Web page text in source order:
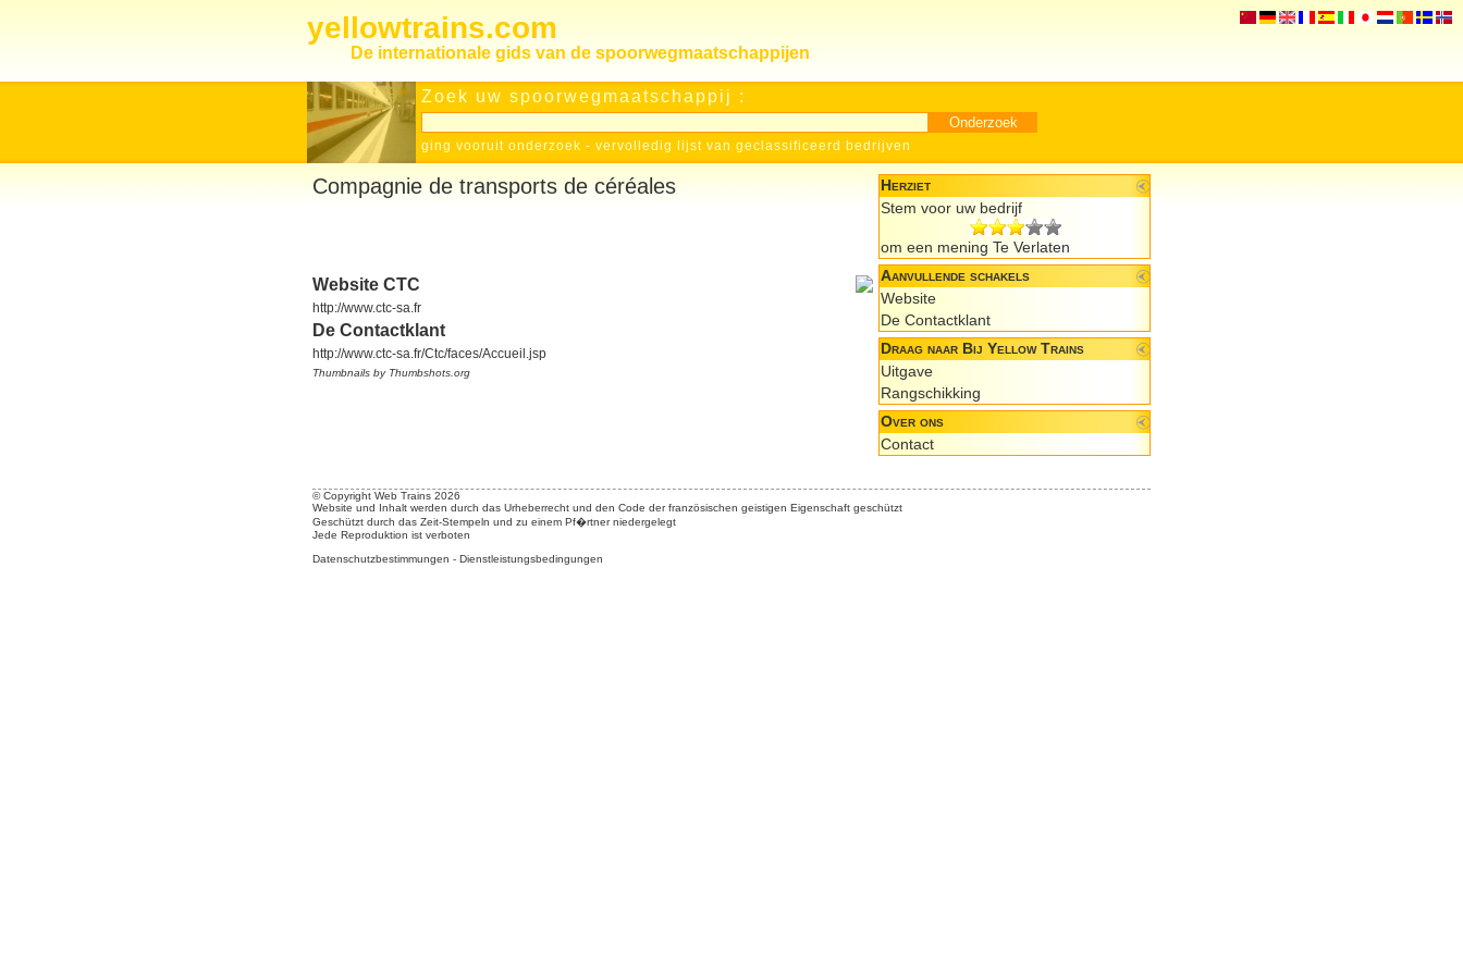
yellowtrains.com
De internationale gids van de spoorwegmaatschappijen
Zoek uw spoorwegmaatschappij :
ging vooruit onderzoek - vervolledig lijst van geclassificeerd bedrijven
Compagnie de transports de céréales
Website CTC
http://www.ctc-sa.fr
De Contactklant
http://www.ctc-sa.fr/Ctc/faces/Accueil.jsp
Thumbnails by Thumbshots.org
Herziet
Stem voor uw bedrijf
om een mening Te Verlaten
Aanvullende schakels
Website
De Contactklant
Draag naar Bij Yellow Trains
Uitgave
Rangschikking
Over ons
Contact
© Copyright Web Trains 2026
Website und Inhalt werden durch das Urheberrecht und den Code der französischen geistigen Eigenschaft geschützt
Geschützt durch das Zeit-Stempeln und zu einem Pf�rtner niedergelegt
Jede Reproduktion ist verboten
Datenschutzbestimmungen - Dienstleistungsbedingungen